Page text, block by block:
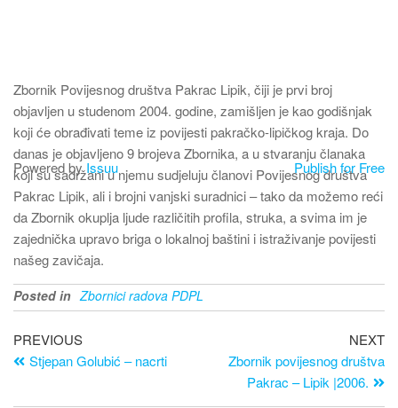
Powered byIssuu Publish for Free
Zbornik Povijesnog društva Pakrac Lipik, čiji je prvi broj
objavljen u studenom 2004. godine, zamišljen je kao godišnjak
koji će obrađivati teme iz povijesti pakračko-lipičkog kraja. Do
danas je objavljeno 9 brojeva Zbornika, a u stvaranju članaka
koji su sadržani u njemu sudjeluju članovi Povijesnog društva
Pakrac Lipik, ali i brojni vanjski suradnici – tako da možemo reći
da Zbornik okuplja ljude različitih profila, struka, a svima im je
zajednička upravo briga o lokalnoj baštini i istraživanje povijesti
našeg zavičaja.
Posted in Zbornici radova PDPL
PREVIOUS
Stjepan Golubić – nacrti
NEXT
Zbornik povijesnog društva
Pakrac – Lipik |2006.